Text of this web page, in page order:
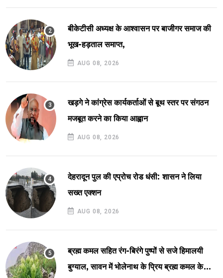
बीकेटीसी अध्यक्ष के आश्वासन पर बाजीगर समाज की
भूख-हड़ताल समाप्त,
AUG 08, 2026
खड़गे ने कांग्रेस कार्यकर्ताओं से बूथ स्तर पर संगठन
मजबूत करने का किया आह्वान
AUG 08, 2026
देहरादून पुल की एप्रोच रोड धंसी: शासन ने लिया
सख्त एक्शन
AUG 08, 2026
ब्रह्म कमल सहित रंग-बिरंगे पुष्पों से सजे हिमालयी
बुग्याल, सावन में भोलेनाथ के प्रिय ब्रह्म कमल के